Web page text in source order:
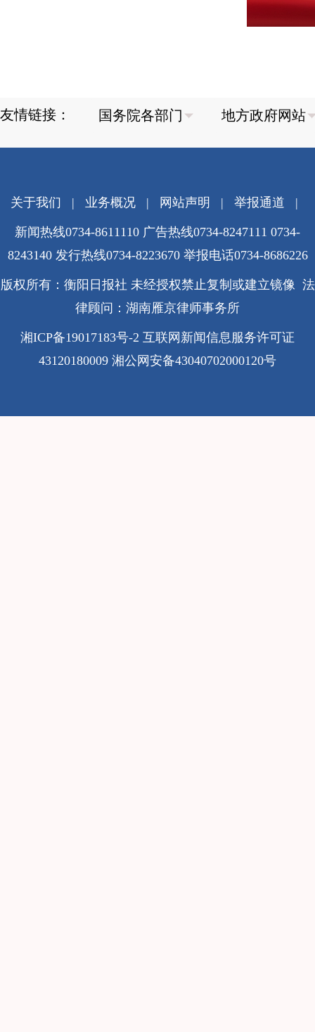
友情链接：
关于我们 | 业务概况| 网站声明 | 举报通道 |
新闻热线0734-8611110 广告热线0734-8247111 0734-
8243140 发行热线0734-8223670 举报电话0734-8686226
版权所有：衡阳日报社 未经授权禁止复制或建立镜像 法
律顾问：湖南雁京律师事务所
湘ICP备19017183号-2 互联网新闻信息服务许可证
43120180009 湘公网安备43040702000120号